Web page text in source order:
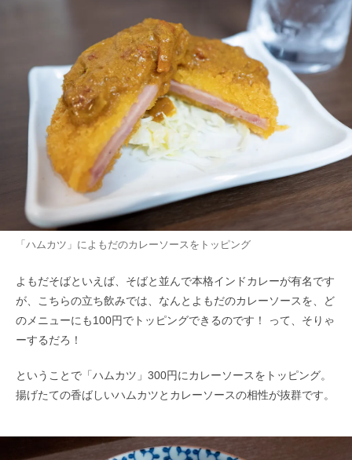
「ハムカツ」によもだのカレーソースをトッピング
よもだそばといえば、そばと並んで本格インドカレーが有名です
が、こちらの立ち飲みでは、なんとよもだのカレーソースを、ど
のメニューにも100円でトッピングできるのです！ って、そりゃ
ーするだろ！
ということで「ハムカツ」300円にカレーソースをトッピング。
揚げたての香ばしいハムカツとカレーソースの相性が抜群です。